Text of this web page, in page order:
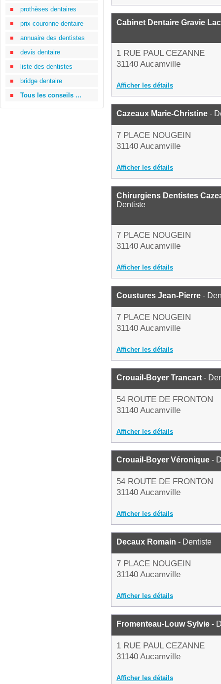
prothèses dentaires
prix couronne dentaire
annuaire des dentistes
devis dentaire
liste des dentistes
bridge dentaire
Tous les conseils ...
Cabinet Dentaire Gravie
1 RUE PAUL CEZANNE
31140 Aucamville
Afficher les détails
Cazeaux Marie-Christine -
7 PLACE NOUGEIN
31140 Aucamville
Afficher les détails
Chirurgiens Dentistes
Dentiste
7 PLACE NOUGEIN
31140 Aucamville
Afficher les détails
Coustures Jean-Pierre -
7 PLACE NOUGEIN
31140 Aucamville
Afficher les détails
Crouail-Boyer Trancart -
54 ROUTE DE FRONTON
31140 Aucamville
Afficher les détails
Crouail-Boyer Véronique -
54 ROUTE DE FRONTON
31140 Aucamville
Afficher les détails
Decaux Romain - Dentiste
7 PLACE NOUGEIN
31140 Aucamville
Afficher les détails
Fromenteau-Louw Sylvie -
1 RUE PAUL CEZANNE
31140 Aucamville
Afficher les détails